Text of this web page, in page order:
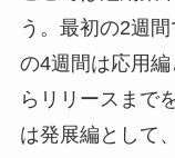
う。最初の2週
の4週間は応用
らリリースまで
は発展編として